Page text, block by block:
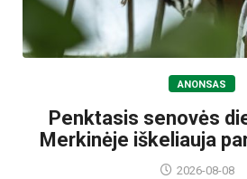
ANONSAS
Penktasis senovės
Merkinėje iškeliauja
2026-08-08